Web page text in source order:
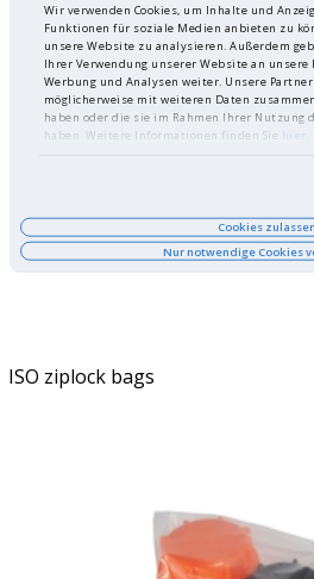
Wir verwenden Cookies, um Inhalte und
Funktionen für soziale Medien anbieten zu
unsere Website zu analysieren. Außerdem
Ihrer Verwendung unserer Website an
Werbung und Analysen weiter. Unsere
möglicherweise mit weiteren Daten
haben oder die sie im Rahmen Ihrer Nutzung
haben. Weitere Informationen finden Sie hier
Cookies zulassen
Nur notwendige Cookies
ISO ziplock bags